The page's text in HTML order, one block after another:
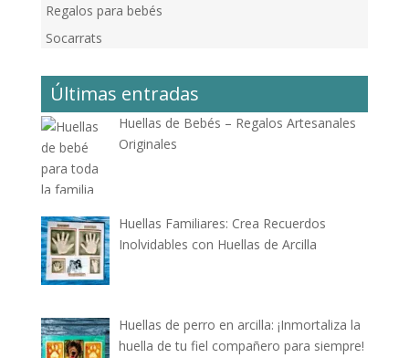
Regalos para bebés
Socarrats
Últimas entradas
Huellas de Bebés – Regalos Artesanales
Originales
Huellas Familiares: Crea Recuerdos
Inolvidables con Huellas de Arcilla
Huellas de perro en arcilla: ¡Inmortaliza la
huella de tu fiel compañero para siempre!